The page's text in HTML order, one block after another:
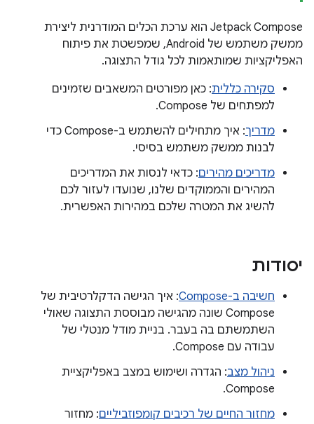
Jetpack Compose הוא ערכת הכלים המודרנית ליצירת
ממשק משתמש של Android, שמפשטת את פיתוח
האפליקציות שמותאמות לכל גודל התצוגה.
סקירה כללית: כאן מפורטים המשאבים שזמינים
למפתחים של Compose.
מדריך
: איך מתחילים להשתמש ב-Compose כדי
לבנות ממשק משתמש בסיסי.
מדריכים מהירים: כדאי לנסות את המדריכים
המהירים והממוקדים שלנו, שנועדו לעזור לכם
להשיג את המטרה שלכם במהירות האפשרית.
יסודות
חשיבה ב-Compose
: איך הגישה הדקלרטיבית של
Compose שונה מהגישה מבוססת התצוגה שאולי
השתמשתם בה בעבר. בניית מודל מנטלי של
עבודה עם Compose.
ניהול מצב: הגדרה ושימוש במצב באפליקציית
Compose.
מחזור החיים של רכיבים קומפוזביליים: מחזור